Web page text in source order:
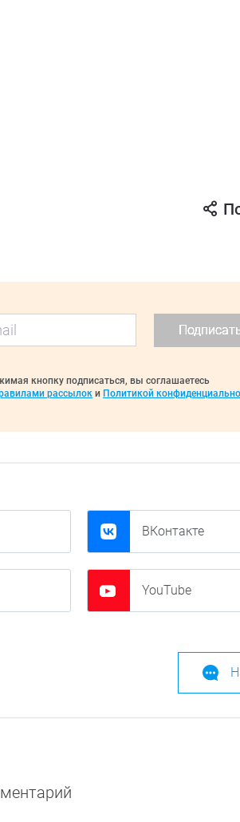
кнопку подписаться, вы соглашаетесь
рассылок и Политикой
ВКонтакте
YouTube